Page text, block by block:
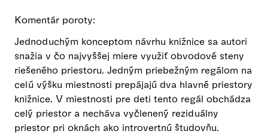
Komentár poroty:
Jednoduchým konceptom návrhu knižnice sa autori
snažia v čo najvyššej miere využiť obvodové steny
riešeného priestoru. Jedným priebežným regálom na
celú výšku miestnosti prepájajú dva hlavné priestory
knižnice. V miestnosti pre deti tento regál obchádza
celý priestor a necháva vyčlenený reziduálny
priestor pri oknách ako introvertnú študovňu.